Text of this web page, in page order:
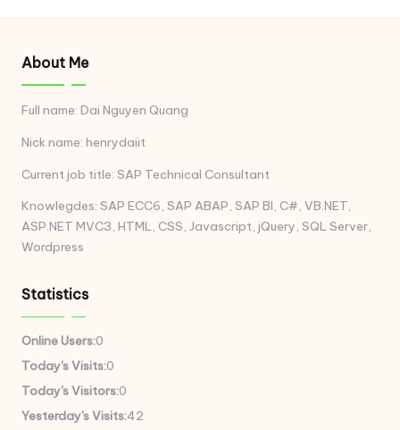
About Me
Full name: Dai Nguyen Quang
Nick name: henrydaiit
Current job title: SAP Technical Consultant
Knowlegdes: SAP ECC6, SAP ABAP, SAP BI, C#, VB.NET,
ASP.NET MVC3, HTML, CSS, Javascript, jQuery, SQL Server,
Wordpress
Statistics
Online Users:0
Today's Visits:0
Today's Visitors:0
Yesterday's Visits:42